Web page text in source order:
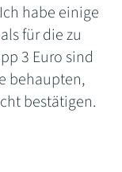
habe einige
als für die zu
3 Euro sind
behaupten,
bestätigen.